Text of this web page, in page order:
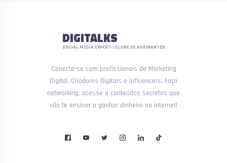
DIGITALKS
SOCIAL MEDIA EXPERT | CLUBE DE ASSINANTES
Conecte-se com profissionais de Marketing
Digital, Criadores Digitais e Influencers. Faça
networking, acesse a conteúdos secretos que
vão te ensinar a ganhar dinheiro na internet!